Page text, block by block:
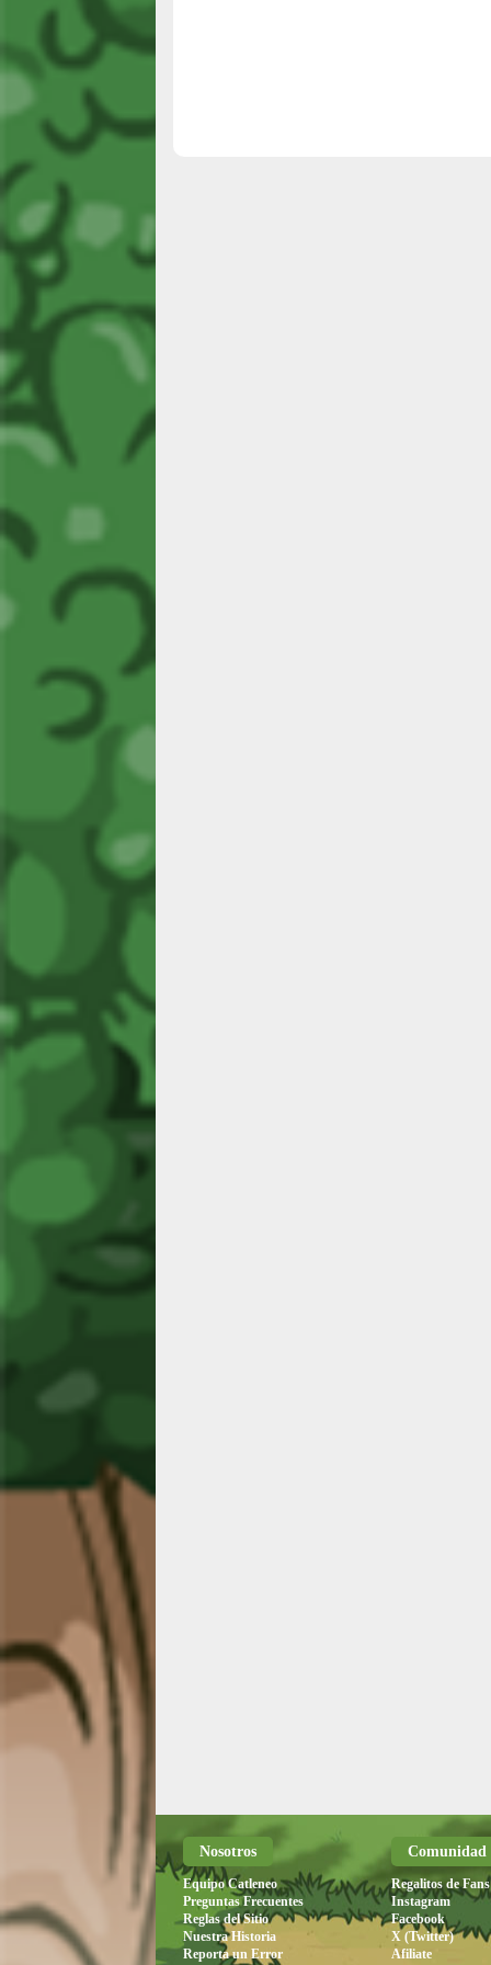
Nosotros
Equipo Catleneo
Preguntas Frecuentes
Reglas del Sitio
Nuestra Historia
Reporta un Error
Comunidad
Regalitos de Fans
Instagram
Facebook
X (Twitter)
Afiliate